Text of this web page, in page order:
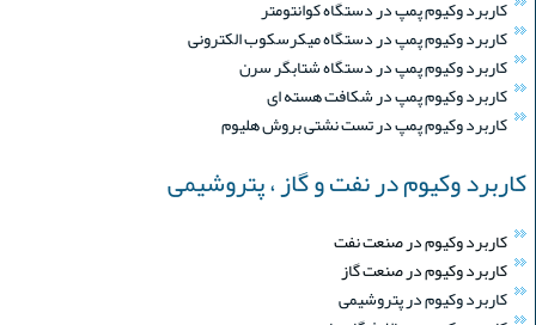
کاربرد وکیوم پمپ در دستگاه کوانتومتر
کاربرد وکیوم پمپ در دستگاه میکرسکوب الکترونی
کاربرد وکیوم پمپ در دستگاه شتابگر سرن
کاربرد وکیوم پمپ در شکافت هسته ای
کاربرد وکیوم پمپ در تست نشتی بروش هلیوم
کاربرد وکیوم در نفت و گاز ، پتروشیمی
کاربرد وکیوم در صنعت نفت
کاربرد وکیوم در صنعت گاز
کاربرد وکیوم در پتروشیمی